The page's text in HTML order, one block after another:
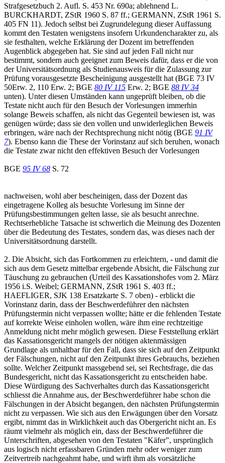
Strafgesetzbuch 2. Aufl. S. 453 Nr. 690a; ablehnend L.
BURCKHARDT, ZStR 1960 S. 87 ff.; GERMANN, ZStR 1961 S.
405 FN 11). Jedoch selbst bei Zugrundelegung dieser Auffassung
kommt den Testaten wenigstens insofern Urkundencharakter zu, als
sie festhalten, welche Erklärung der Dozent im betreffenden
Augenblick abgegeben hat. Sie sind auf jeden Fall nicht nur
bestimmt, sondern auch geeignet zum Beweis dafür, dass er die von
der Universitätsordnung als Studienausweis für die Zulassung zur
Prüfung vorausgesetzte Bescheinigung ausgestellt hat (BGE 73 IV
50Erw. 2, 110 Erw. 2; BGE 80 IV 115 Erw. 2; BGE 88 IV 34
unten). Unter diesen Umständen kann ungeprüft bleiben, ob die
Testate nicht auch für den Besuch der Vorlesungen immerhin
solange Beweis schaffen, als nicht das Gegenteil bewiesen ist, was
genügen würde; dass sie den vollen und unwiderleglichen Beweis
erbringen, wäre nach der Rechtsprechung nicht nötig (BGE 91 IV
7). Ebenso kann die These der Vorinstanz auf sich beruhen, wonach
die Testate zwar nicht den effektiven Besuch der Vorlesungen
BGE 95 IV 68 S. 72
nachweisen, wohl aber bescheinigen, dass der Dozent das
eingetragene Kolleg als besuchte Vorlesung im Sinne der
Prüfungsbestimmungen gelten lasse, sie als besucht anrechne.
Rechtserhebliche Tatsache ist schwerlich die Meinung des Dozenten
über die Bedeutung des Testates, sondern das, was dieses nach der
Universitätsordnung darstellt.
2. Die Absicht, sich das Fortkommen zu erleichtern, - und damit die
sich aus dem Gesetz mittelbar ergebende Absicht, die Fälschung zur
Täuschung zu gebrauchen (Urteil des Kassationshofes vom 2. März
1956 i.S. Weibel; GERMANN, ZStR 1961 S. 403 ff.;
HAEFLIGER, SJK 138 Ersatzkarte S. 7 oben) - erblickt die
Vorinstanz darin, dass der Beschwerdeführer den nächsten
Prüfungstermin nicht verpassen wollte; hätte er die fehlenden Testate
auf korrekte Weise einholen wollen, wäre ihm eine rechtzeitige
Anmeldung nicht mehr möglich gewesen. Diese Feststellung erklärt
das Kassationsgericht mangels der nötigen aktenmässigen
Grundlage als unhaltbar für den Fall, dass sie sich auf den Zeitpunkt
der Fälschungen, nicht auf den Zeitpunkt ihres Gebrauchs, beziehen
sollte. Welcher Zeitpunkt massgebend sei, sei Rechtsfrage, die das
Bundesgericht, nicht das Kassationsgericht zu entscheiden habe.
Diese Würdigung des Sachverhaltes durch das Kassationsgericht
schliesst die Annahme aus, der Beschwerdeführer habe schon die
Fälschungen in der Absicht begangen, den nächsten Prüfungstermin
nicht zu verpassen. Wie sich aus den Erwägungen über den Vorsatz
ergibt, nimmt das in Wirklichkeit auch das Obergericht nicht an. Es
räumt vielmehr als möglich ein, dass der Beschwerdeführer die
Unterschriften, abgesehen von den Testaten "Käfer", ursprünglich
aus logisch nicht erfassbaren Gründen mehr oder weniger zum
Zeitvertreib nachgeahmt habe, und wirft ihm als vorsätzliche